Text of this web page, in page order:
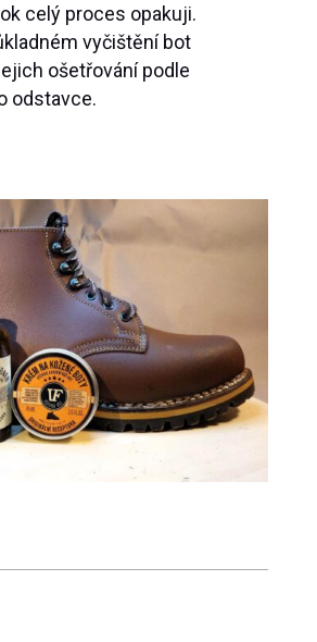
celý proces opakuji.
vyčištění bot
ošetřování podle
odstavce.